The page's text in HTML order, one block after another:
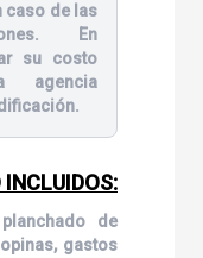
caso de las
En
su costo
agencia
INCLUIDOS:
de
gastos